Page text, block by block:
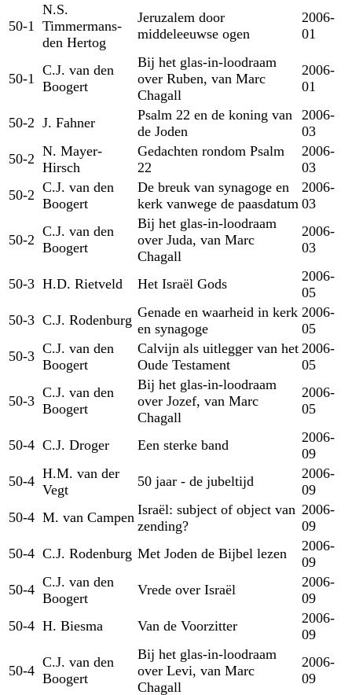
50-1
N.S.
Timmermans-
den Hertog
Jeruzalem door
middeleeuwse ogen
2006-
01
50-1
C.J. van den
Boogert
Bij het glas-in-loodraam
over Ruben, van Marc
Chagall
2006-
01
50-2 J. Fahner
Psalm 22 en de koning van
de Joden
2006-
03
50-2 N. Mayer-
Hirsch
Gedachten rondom Psalm
22
2006-
03
50-2 C.J. van den
Boogert
De breuk van synagoge en
kerk vanwege de paasdatum
2006-
03
50-2
C.J. van den
Boogert
Bij het glas-in-loodraam
over Juda, van Marc
Chagall
2006-
03
50-3 H.D. Rietveld Het Israël Gods
2006-
05
50-3 C.J. Rodenburg Genade en waarheid in kerk
en synagoge
2006-
05
50-3 C.J. van den
Boogert
Calvijn als uitlegger van het
Oude Testament
2006-
05
50-3
C.J. van den
Boogert
Bij het glas-in-loodraam
over Jozef, van Marc
Chagall
2006-
05
50-4 C.J. Droger Een sterke band
2006-
09
50-4 H.M. van der
Vegt
50 jaar - de jubeltijd
2006-
09
50-4 M. van Campen Israël: subject of object van
zending?
2006-
09
50-4 C.J. Rodenburg Met Joden de Bijbel lezen
2006-
09
50-4 C.J. van den
Boogert
Vrede over Israël
2006-
09
50-4 H. Biesma Van de Voorzitter
2006-
09
50-4
C.J. van den
Boogert
Bij het glas-in-loodraam
over Levi, van Marc
Chagall
2006-
09